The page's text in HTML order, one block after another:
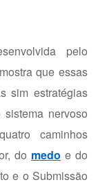
pelo
que essas
sim estratégias
nervoso
caminhos
do medo e do
e o Submissão